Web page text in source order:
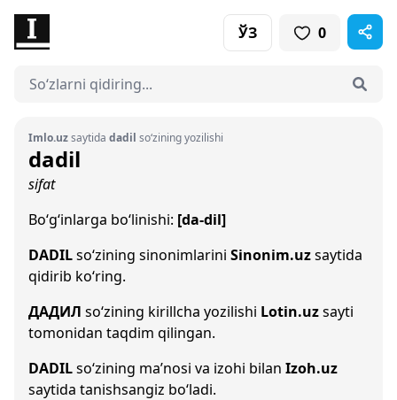
ЎЗ 0
Imlo.uzsaytida dadil so‘zining yozilishi
dadil
sifat
Bo‘g‘inlarga bo‘linishi: [da-dil]
DADILso‘zining sinonimlarini Sinonim.uzsaytida
qidirib ko‘ring.
ДАДИЛ so‘zining kirillcha yozilishi Lotin.uzsayti
tomonidan taqdim qilingan.
DADILso‘zining ma’nosi va izohi bilan Izoh.uz
saytida tanishsangiz bo‘ladi.